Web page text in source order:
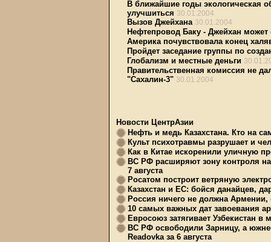
В ближайшие годы экологическая
улучшиться 30.01.2004
Вызов Джейхана 30.01.2004
Нефтепровод Баку - Джейхан
Америка почувствовала конец
Пройдет заседание группы по
Глобализм и местные деньги
Правительственная комиссия не
"Сахалин-3" 30.01.2004
Новости ЦентрАзии
Нефть и медь Казахстана. Кто на
Культ психотравмы разрушает и
Как в Китае искоренили уличную
ВС РФ расширяют зону контроля на
7 августа
Росатом построит ветряную
Казахстан и ЕС: бойся данайцев,
Россия ничего не должна Армении,
10 самых важных дат завоевания
Евросоюз затягивает Узбекистан
ВС РФ освободили Зарницу, а
Readovka за 6 августа